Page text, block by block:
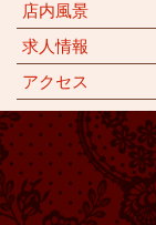
店内風景
求人情報
アクセス